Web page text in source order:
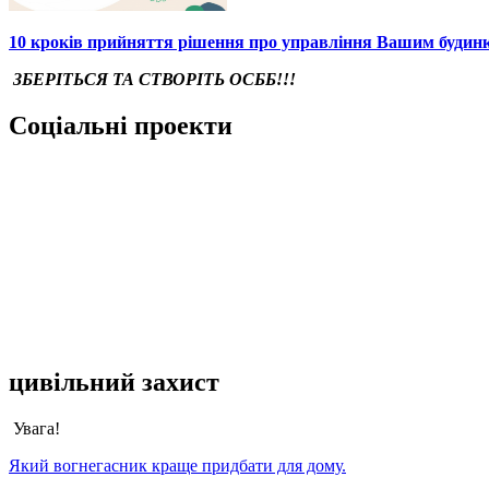
10 кроків прийняття рішення про управління Вашим
ЗБЕРІТЬСЯ ТА СТВОРІТЬ ОСББ!!!
Соціальні проекти
цивільний захист
Увага!
Який вогнегасник краще придбати для дому.